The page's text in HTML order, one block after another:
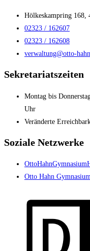
Hölkeskampring 168,
02323 / 162607
02323 / 162608
verwaltung@otto-
Sekretariatszeiten
Montag bis
Uhr
Veränderte
Soziale Netzwerke
Otto Hahn